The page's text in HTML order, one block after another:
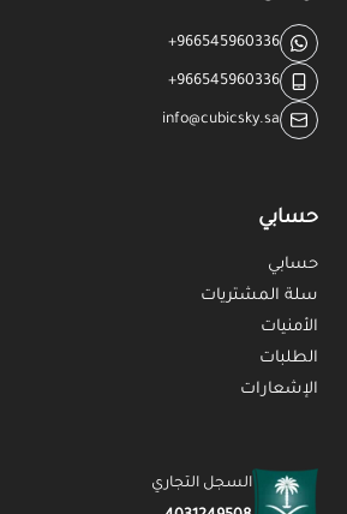
+966545960336
+966545960336
info@cubicsky.sa
حسابي
حسابي
سلة المشتريات
الأمنيات
الطلبات
الإشعارات
السجل التجاري